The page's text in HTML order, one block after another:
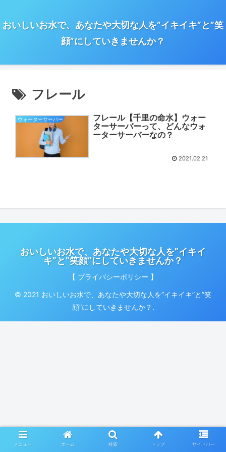
おいしいお水で、あなたや大切な人を”イキイキ”と”笑
顔”にしていきませんか？
フレール
ウォーターサーバー
フレール【千里の命水】ウォー
ターサーバーって、どんなウォ
ーターサーバーなの？
2021.02.21
おいしいお水で、あなたや大切な人を”イキイ
キ”と”笑顔”にしていきませんか？
【 プライバシーポリシー 】
© 2021 おいしいお水で、あなたや大切な人を”イキイキ”と”笑
顔”にしていきませんか？.
メニュー ホーム 検索 トップ サイドバー